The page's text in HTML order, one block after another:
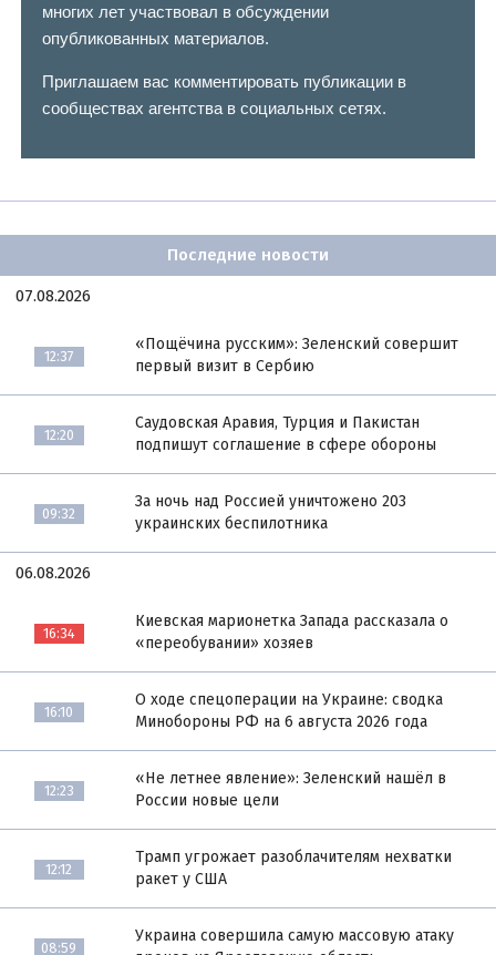
многих лет участвовал в обсуждении
опубликованных материалов.
Приглашаем вас комментировать публикации в
сообществах агентства в социальных сетях.
Последние новости
07.08.2026
12:37
«Пощёчина русским»: Зеленский совершит
первый визит в Сербию
12:20
Саудовская Аравия, Турция и Пакистан
подпишут соглашение в сфере обороны
09:32
За ночь над Россией уничтожено 203
украинских беспилотника
06.08.2026
16:34
Киевская марионетка Запада рассказала о
«переобувании» хозяев
16:10
О ходе спецоперации на Украине: сводка
Минобороны РФ на 6 августа 2026 года
12:23
«Не летнее явление»: Зеленский нашёл в
России новые цели
12:12
Трамп угрожает разоблачителям нехватки
ракет у США
08:59
Украина совершила самую массовую атаку